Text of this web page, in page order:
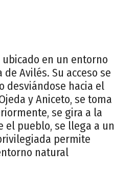
en un entorno
Avilés. Su acceso se
desviándose hacia el
y Aniceto, se toma
se gira a la
el pueblo, se llega a un
permite
natural